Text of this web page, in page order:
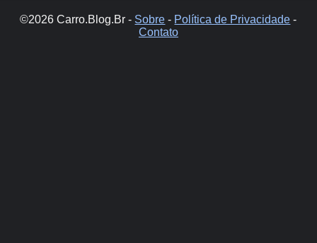
©2026 Carro.Blog.Br - Sobre - Política de Privacidade -
Contato